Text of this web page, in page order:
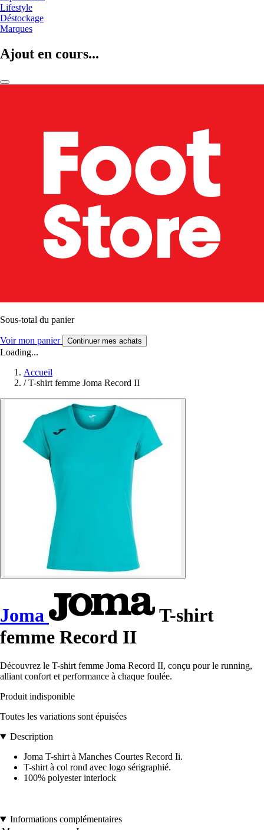
Lifestyle
Déstockage
Marques
Ajout en cours...
Sous-total du panier
Voir mon panier Continuer mes achats
Loading...
Accueil
/ T-shirt femme Joma Record II
Joma
T-shirt
femme Record II
Découvrez le T-shirt femme Joma Record II, conçu pour le running,
alliant confort et performance à chaque foulée.
Produit indisponible
Toutes les variations sont épuisées
Description
Joma T-shirt à Manches Courtes Record Ii.
T-shirt à col rond avec logo sérigraphié.
100% polyester interlock
Informations complémentaires